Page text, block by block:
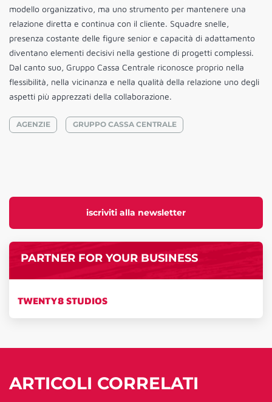
iscriviti alla newsletter
PARTNER FOR YOUR BUSINESS
TWENTY8 STUDIOS
modello organizzativo, ma uno strumento per mantenere una
relazione diretta e continua con il cliente. Squadre snelle,
presenza costante delle figure senior e capacità di adattamento
diventano elementi decisivi nella gestione di progetti complessi.
Dal canto suo, Gruppo Cassa Centrale riconosce proprio nella
flessibilità, nella vicinanza e nella qualità della relazione uno degli
aspetti più apprezzati della collaborazione.
AGENZIE GRUPPO CASSA CENTRALE
ARTICOLI CORRELATI